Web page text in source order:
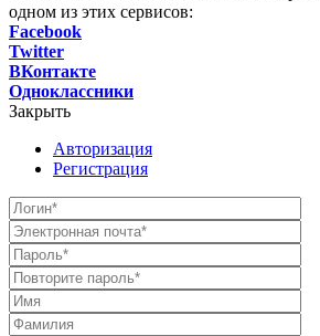
одном из этих сервисов:
Facebook
Twitter
ВКонтакте
Одноклассники
Закрыть
Авторизация
Регистрация